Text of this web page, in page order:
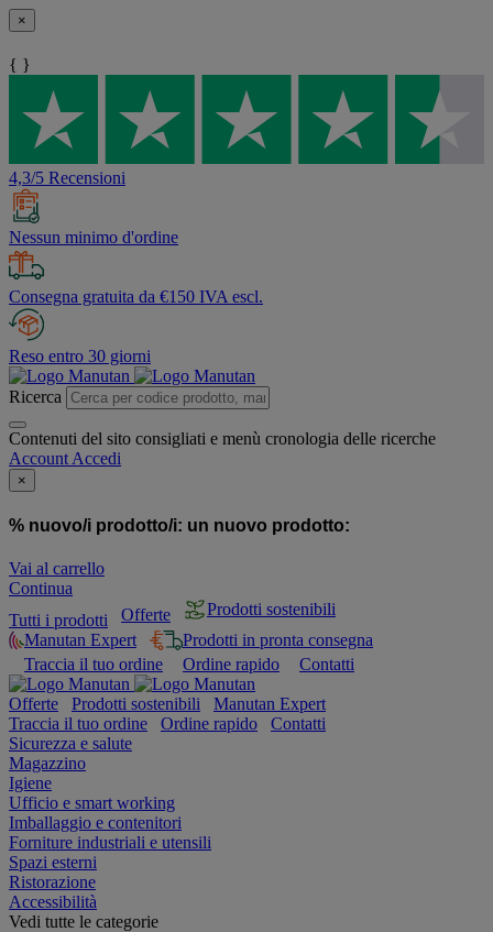
×
{ }
4,3/5 Recensioni
Nessun minimo d'ordine
Consegna gratuita da €150 IVA escl.
Reso entro 30 giorni
Ricerca
Contenuti del sito consigliati e menù cronologia delle ricerche
Account Accedi
×
% nuovo/i prodotto/i: un nuovo prodotto:
Vai al carrello
Continua
Tutti i prodotti
Offerte
Prodotti sostenibili
Manutan Expert
Prodotti in pronta consegna
Traccia il tuo ordine
Ordine rapido Contatti
Offerte Prodotti sostenibili
Manutan Expert
Traccia il tuo ordine
Ordine rapido
Contatti
Sicurezza e salute
Magazzino
Igiene
Ufficio e smart working
Imballaggio e contenitori
Forniture industriali e utensili
Spazi esterni
Ristorazione
Accessibilità
Vedi tutte le categorie